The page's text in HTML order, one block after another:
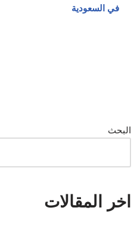
في السعودية
البحث
اخر المقالات